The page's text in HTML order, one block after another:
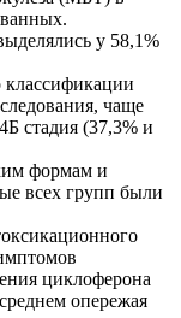
у 58,1%
чаще
стадия (37,3% и
формам и
всех групп были
циклоферона
опережая